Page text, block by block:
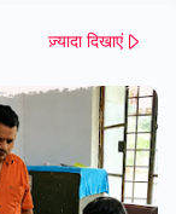
ज़्यादा दिखाएं